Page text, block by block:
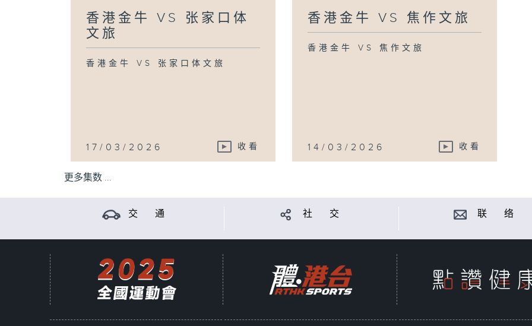
香港金牛 VS 张家口体
文旅
香港金牛 VS 张家口体文旅
17/03/2026 收看
香港金牛 VS 焦作文旅
香港金牛 VS 焦作文旅
14/03/2026 收看
更多集数 ...
交 通 社 交 联 络